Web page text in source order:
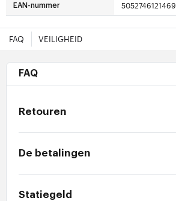
EAN-nummer 5052746121469
FAQ VEILIGHEID
FAQ
Retouren
De betalingen
Statiegeld